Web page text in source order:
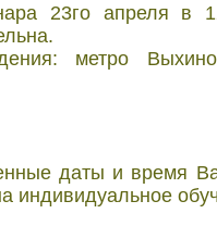
23го апреля в
метро
даты и время
индивидуальное